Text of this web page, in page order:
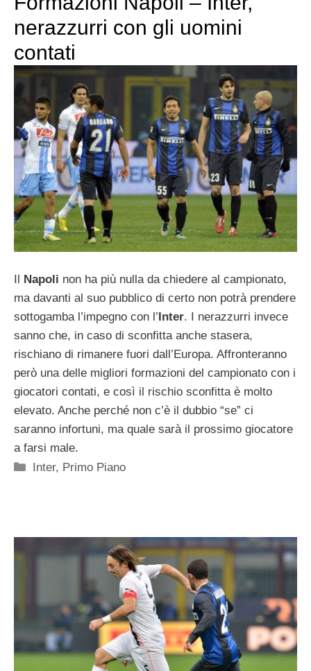
nerazzurri con gli uomini
contati
Il Napoli non ha più nulla da chiedere al campionato,
ma davanti al suo pubblico di certo non potrà prendere
sottogamba l’impegno con l’Inter. I nerazzurri invece
sanno che, in caso di sconfitta anche stasera,
rischiano di rimanere fuori dall’Europa. Affronteranno
però una delle migliori formazioni del campionato con i
giocatori contati, e così il rischio sconfitta è molto
elevato. Anche perché non c’è il dubbio “se” ci
saranno infortuni, ma quale sarà il prossimo giocatore
a farsi male.
Categorie
Inter, Primo Piano